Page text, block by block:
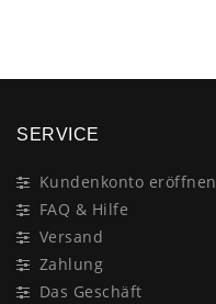
SERVICE
Kundenkonto eröffnen
FAQ & Hilfe
Versand
Zahlung
Das Geschäft